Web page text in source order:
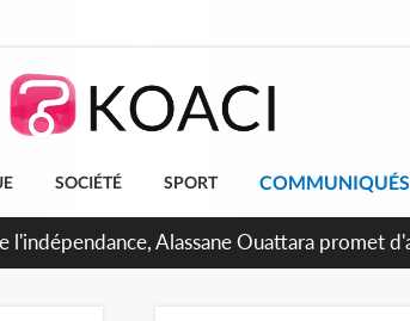
SOCIÉTÉ SPORT COMMUNIQUÉS
Oury Bah admire le modèle ivoirien et veut